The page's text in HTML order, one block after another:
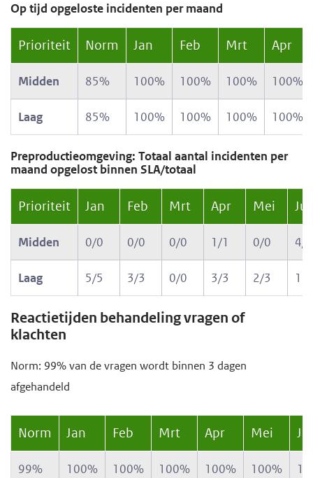
Op tijd opgeloste incidenten per maand
Prioriteit Norm Jan Feb Mrt Apr
Midden 85% 100% 100% 100% 100%
Laag 85% 100% 100% 100% 100%
Preproductieomgeving: Totaal aantal incidenten per
maand opgelost binnen SLA/totaal
Prioriteit Jan Feb Mrt Apr Mei
Midden 0/0 0/0 0/0 1/1 0/0 4/4
Laag 5/5 3/3 0/0 3/3 2/3
Reactietijden behandeling vragen of
klachten
Norm: 99% van de vragen wordt binnen 3 dagen
afgehandeld
Norm Jan Feb Mrt Apr Mei
99% 100% 100% 100% 100% 100%